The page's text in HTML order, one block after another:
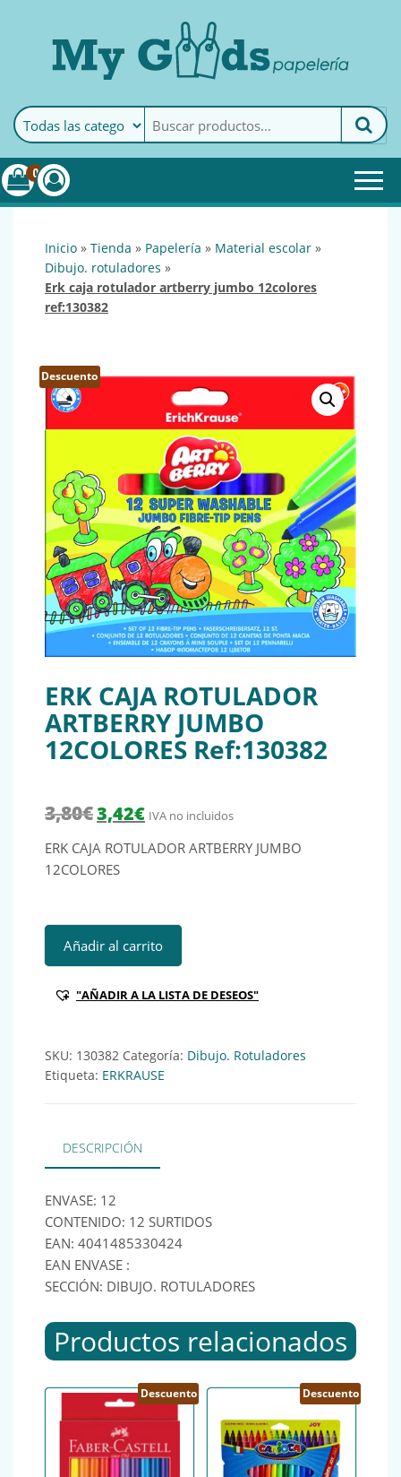
MyGoods · PapeleríaMy Goods es tu papelería
online de confianza. Podrás
encontrar todo lo necesario
0
inicio » tienda » papelería » material escolar »
dibujo. rotuladores »
erk caja rotulador artberry jumbo 12colores
ref:130382
Descuento
ERK CAJA ROTULADOR
ARTBERRY JUMBO
12COLORES Ref:130382
3,80€ El precio original era: 3,80€.
3,42€El precio actual es: 3,42€.
IVA no incluidos
ERK CAJA ROTULADOR ARTBERRY JUMBO
12COLORES
ERK CAJA ROTULADOR ARTBERRY JUMBO 12COLORES
Añadir al carrito
"AÑADIR A LA LISTA DE DESEOS"
SKU: 130382 Categoría: Dibujo. Rotuladores
Etiqueta: ERKRAUSE
DESCRIPCIÓN
ENVASE: 12
CONTENIDO: 12 SURTIDOS
EAN: 4041485330424
EAN ENVASE :
SECCIÓN: DIBUJO. ROTULADORES
Productos relacionados
Descuento Descuento